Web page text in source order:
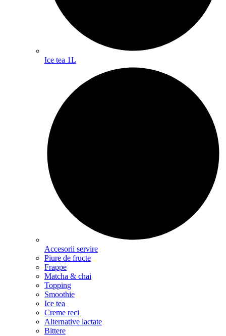
Ice tea 1L
Accesorii servire
Piure de fructe
Frappe
Matcha & chai
Topping
Smoothie
Ice tea
Creme reci
Alternative lactate
Bittere